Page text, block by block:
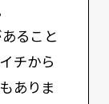
ること
チから
ありま